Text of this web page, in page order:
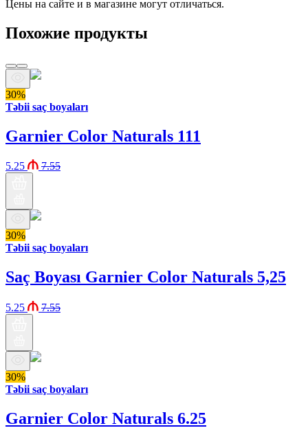
Цены на сайте и в магазине могут отличаться.
Похожие продукты
30%
Təbii saç boyaları
Garnier Color Naturals 111
5.25 7.55
30%
Təbii saç boyaları
Saç Boyası Garnier Color Naturals 5,25
5.25 7.55
30%
Təbii saç boyaları
Garnier Color Naturals 6.25